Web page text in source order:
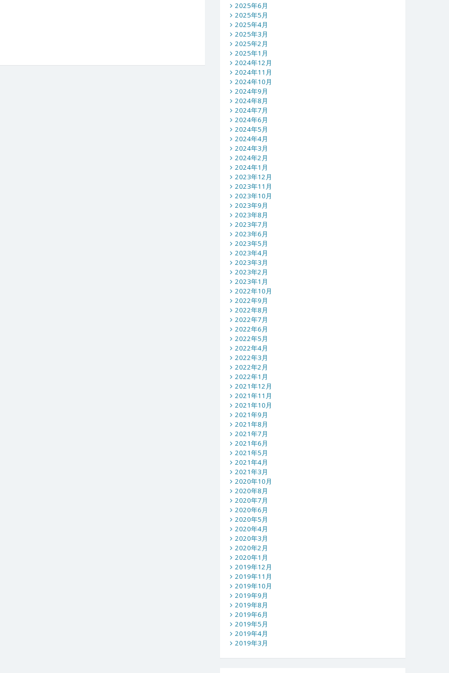
2025年6月
2025年5月
2025年4月
2025年3月
2025年2月
2025年1月
2024年12月
2024年11月
2024年10月
2024年9月
2024年8月
2024年7月
2024年6月
2024年5月
2024年4月
2024年3月
2024年2月
2024年1月
2023年12月
2023年11月
2023年10月
2023年9月
2023年8月
2023年7月
2023年6月
2023年5月
2023年4月
2023年3月
2023年2月
2023年1月
2022年10月
2022年9月
2022年8月
2022年7月
2022年6月
2022年5月
2022年4月
2022年3月
2022年2月
2022年1月
2021年12月
2021年11月
2021年10月
2021年9月
2021年8月
2021年7月
2021年6月
2021年5月
2021年4月
2021年3月
2020年10月
2020年8月
2020年7月
2020年6月
2020年5月
2020年4月
2020年3月
2020年2月
2020年1月
2019年12月
2019年11月
2019年10月
2019年9月
2019年8月
2019年6月
2019年5月
2019年4月
2019年3月